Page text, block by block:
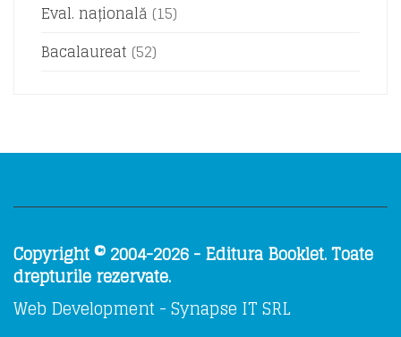
Eval. națională (15)
Bacalaureat (52)
Copyright © 2004-2026 - Editura Booklet. Toate
drepturile rezervate.
Web Development - Synapse IT SRL